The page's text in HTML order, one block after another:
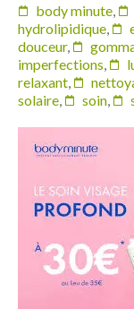
body minute,
hydrolipidique,
douceur,
imperfections,
relaxant,
solaire, soin,